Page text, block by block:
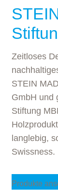
Zeitloses
STEIN
GmbH und
Stiftung
langlebig,
Swissness.
Produkte